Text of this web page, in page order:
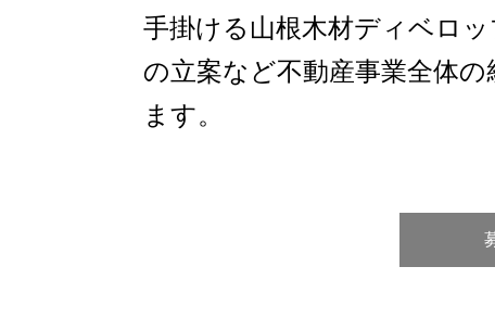
手掛ける山根木材ディベロ
の立案など不動産事業全体
ます。